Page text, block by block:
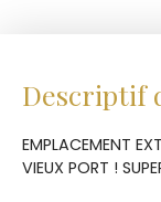
Descriptif
EMPLACEMENT
VIEUX PORT !